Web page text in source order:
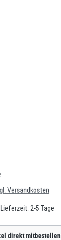
Versandkosten
2-5 Tage
direkt mitbestellen